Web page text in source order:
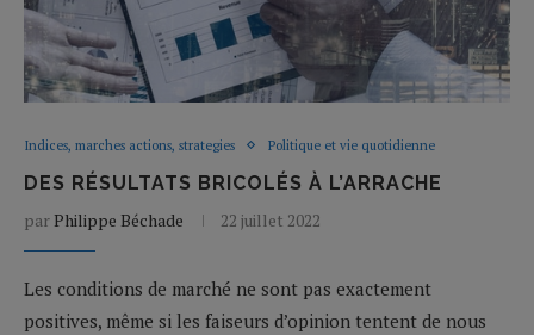
Indices, marches actions, strategies Politique et vie quotidienne
DES RÉSULTATS BRICOLÉS À L’ARRACHE
par Philippe Béchade 22 juillet 2022
Les conditions de marché ne sont pas exactement
positives, même si les faiseurs d’opinion tentent de nous